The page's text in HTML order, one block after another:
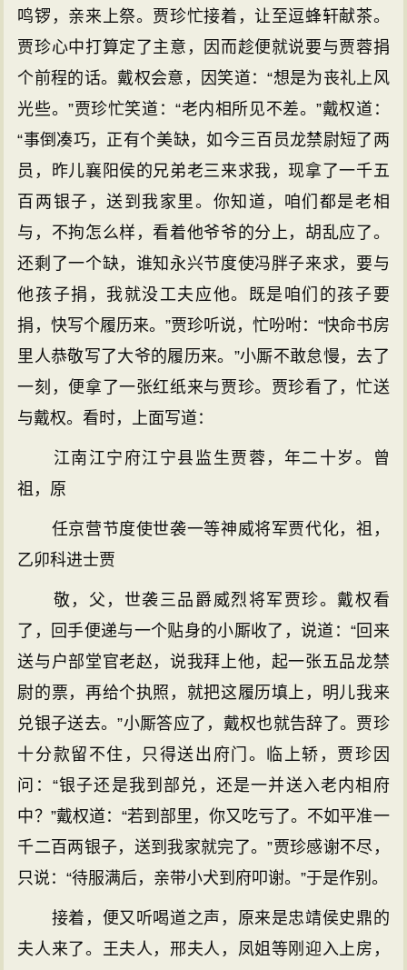
鸣锣，亲来上祭。贾珍忙接着，让至逗蜂轩献茶。
贾珍心中打算定了主意，因而趁便就说要与贾蓉捐
个前程的话。戴权会意，因笑道：“想是为丧礼上风
光些。”贾珍忙笑道：“老内相所见不差。”戴权道：
“事倒凑巧，正有个美缺，如今三百员龙禁尉短了两
员，昨儿襄阳侯的兄弟老三来求我，现拿了一千五
百两银子，送到我家里。你知道，咱们都是老相
与，不拘怎么样，看着他爷爷的分上，胡乱应了。
还剩了一个缺，谁知永兴节度使冯胖子来求，要与
他孩子捐，我就没工夫应他。既是咱们的孩子要
捐，快写个履历来。”贾珍听说，忙吩咐：“快命书房
里人恭敬写了大爷的履历来。”小厮不敢怠慢，去了
一刻，便拿了一张红纸来与贾珍。贾珍看了，忙送
与戴权。看时，上面写道：
江南江宁府江宁县监生贾蓉，年二十岁。曾
祖，原
任京营节度使世袭一等神威将军贾代化，祖，
乙卯科进士贾
敬，父，世袭三品爵威烈将军贾珍。戴权看
了，回手便递与一个贴身的小厮收了，说道：“回来
送与户部堂官老赵，说我拜上他，起一张五品龙禁
尉的票，再给个执照，就把这履历填上，明儿我来
兑银子送去。”小厮答应了，戴权也就告辞了。贾珍
十分款留不住，只得送出府门。临上轿，贾珍因
问：“银子还是我到部兑，还是一并送入老内相府
中？”戴权道：“若到部里，你又吃亏了。不如平准一
千二百两银子，送到我家就完了。”贾珍感谢不尽，
只说：“待服满后，亲带小犬到府叩谢。”于是作别。
接着，便又听喝道之声，原来是忠靖侯史鼎的
夫人来了。王夫人，邢夫人，凤姐等刚迎入上房，